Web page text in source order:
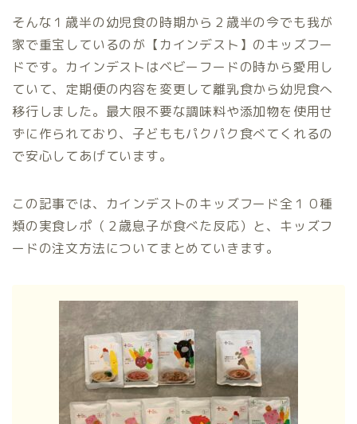
そんな１歳半の幼児食の時期から２歳半の今でも我が
家で重宝しているのが【カインデスト】のキッズフー
ドです。カインデストはベビーフードの時から愛用し
ていて、定期便の内容を変更して離乳食から幼児食へ
移行しました。最大限不要な調味料や添加物を使用せ
ずに作られており、子どももパクパク食べてくれるの
で安心してあげています。
この記事では、カインデストのキッズフード全１０種
類の実食レポ（２歳息子が食べた反応）と、キッズフ
ードの注文方法についてまとめていきます。